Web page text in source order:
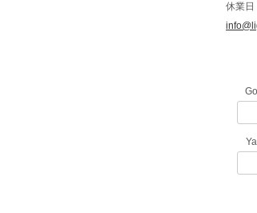
休業日